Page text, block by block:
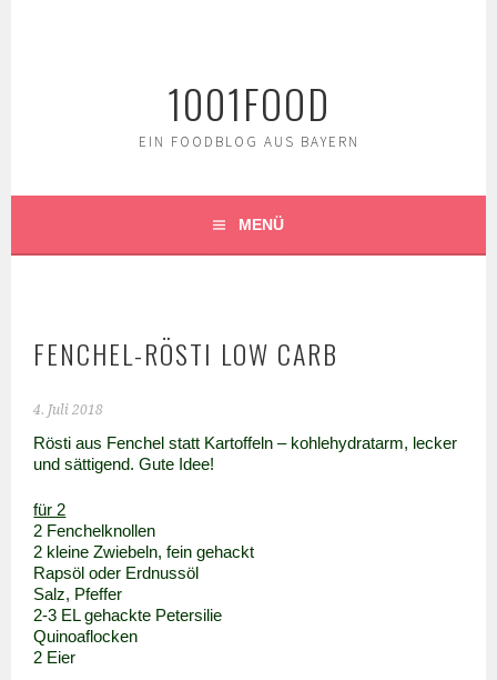
1001FOOD
EIN FOODBLOG AUS BAYERN
MENÜ
FENCHEL-RÖSTI LOW CARB
4. Juli 2018
Rösti aus Fenchel statt Kartoffeln – kohlehydratarm, lecker
und sättigend. Gute Idee!
für 2
2 Fenchelknollen
2 kleine Zwiebeln, fein gehackt
Rapsöl oder Erdnussöl
Salz, Pfeffer
2-3 EL gehackte Petersilie
Quinoaflocken
2 Eier